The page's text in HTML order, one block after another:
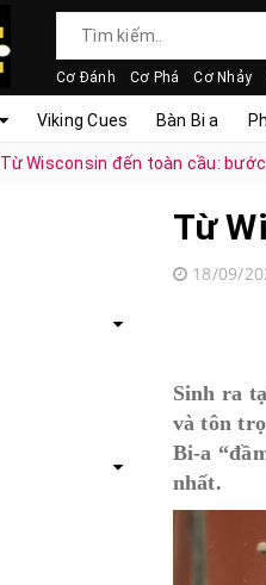
Cơ Đánh Cơ Phá Cơ Nhảy
Viking Cues Bàn Bi a
Từ Wisconsin đến toàn cầu:
Từ
18/09/
Sinh ra
và tôn
Bi-a
nhất.